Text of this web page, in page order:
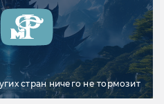
стран ничего не тормозит